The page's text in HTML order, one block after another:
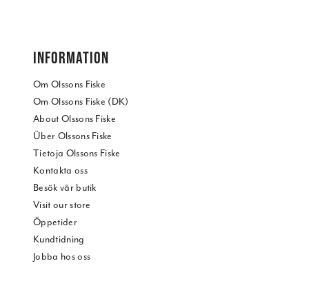
INFORMATION
Om Olssons Fiske
Om Olssons Fiske (DK)
About Olssons Fiske
Über Olssons Fiske
Tietoja Olssons Fiske
Kontakta oss
Besök vår butik
Visit our store
Öppetider
Kundtidning
Jobba hos oss